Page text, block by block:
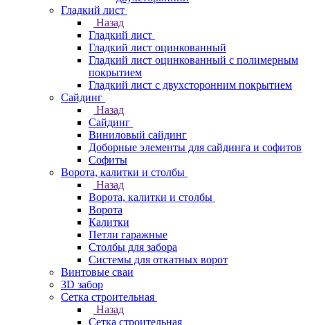
Гладкий лист
Назад
Гладкий лист
Гладкий лист оцинкованный
Гладкий лист оцинкованный с полимерным
покрытием
Гладкий лист с двухсторонним покрытием
Сайдинг
Назад
Сайдинг
Виниловый сайдинг
Доборные элементы для сайдинга и софитов
Софиты
Ворота, калитки и столбы
Назад
Ворота, калитки и столбы
Ворота
Калитки
Петли гаражные
Столбы для забора
Системы для откатных ворот
Винтовые сваи
3D забор
Сетка строительная
Назад
Сетка строительная